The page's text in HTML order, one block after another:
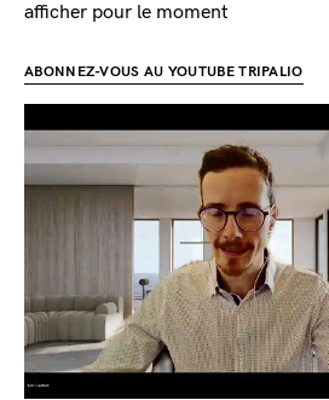
afficher pour le moment
ABONNEZ-VOUS AU YOUTUBE TRIPALIO